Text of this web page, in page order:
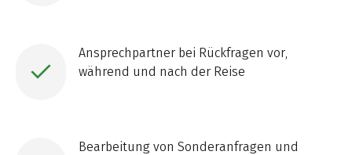
Ansprechpartner bei Rückfragen vor,
während und nach der Reise
Bearbeitung von Sonderanfragen und